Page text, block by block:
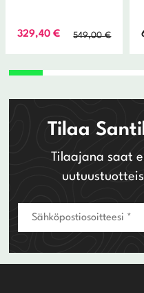
549,00€
329,40€
Tilaa
Tilaajana saat